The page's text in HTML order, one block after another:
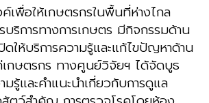
เพื่อให้เกษตรกรในพื้นที่ห่างไกล
บริการทางการเกษตร มีกิจกรรมด้าน
ให้บริการความรู้และแก้ไขปัญหาด้าน
กษตรกร ทางศูนย์วิจัยฯ ได้จัดบูธ
มรู้และคำแนะนำเกี่ยวกับการดูแล